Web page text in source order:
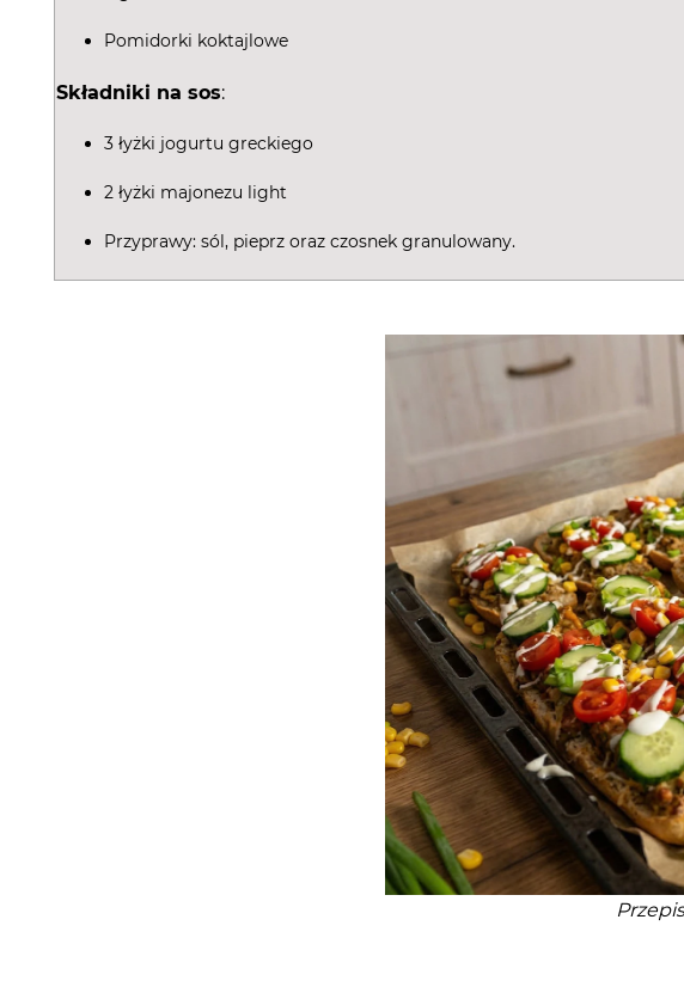
Pomidorki koktajlowe
Składniki na sos:
3 łyżki jogurtu greckiego
2 łyżki majonezu light
Przyprawy: sól, pieprz oraz czosnek granulowany.